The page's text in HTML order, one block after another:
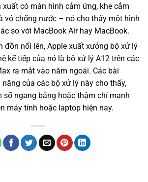
xuất có màn hình cảm ứng, khe cắm
vỏ chống nước – nó cho thấy một hình
so với MacBook Air hay MacBook.
đồn nổi lên, Apple xuất xưởng bộ xử lý
kế tiếp của nó là bộ xử lý A12 trên các
ra mắt vào năm ngoái. Các bài
năng của các bộ xử lý này cho thấy,
số ngang bằng hoặc thậm chí mạnh
máy tính hoặc laptop hiện nay.